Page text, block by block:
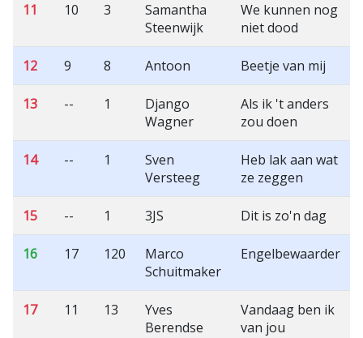
11 10 3
Samantha
Steenwijk
We kunnen nog
niet dood
12 9 8 Antoon Beetje van mij
13 -- 1
Django
Wagner
Als ik 't anders
zou doen
14 -- 1
Sven
Versteeg
Heb lak aan wat
ze zeggen
15 -- 1 3JS Dit is zo'n dag
16 17 120
Marco
Schuitmaker
Engelbewaarder
17 11 13
Yves
Berendse
Vandaag ben ik
van jou